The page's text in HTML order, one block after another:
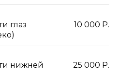
глаз
10 000 Р.
нижней
25 000 Р.